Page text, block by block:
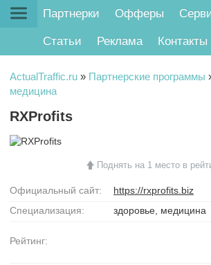
Партнерки Офферы
Статьи Реклама Контакты
ActualTraffic.ru » Партнерские программы
медицина
RXProfits
Поднять на 1 место в
Официальный сайт:
https://rxprofits.biz
Специализация:
здоровье, медицина
Рейтинг: